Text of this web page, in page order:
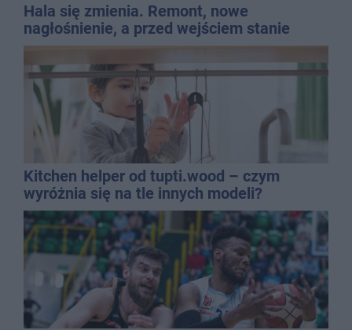
Hala się zmienia. Remont, nowe
nagłośnienie, a przed wejściem stanie
QEMETICA ARENA
Kitchen helper od tupti.wood – czym
wyróżnia się na tle innych modeli?